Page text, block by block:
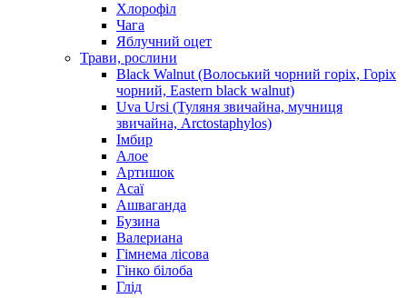
Хлорофіл
Чага
Яблучний оцет
Трави, рослини
Black Walnut (Волоський чорний горіх, Горіх
чорний, Eastern black walnut)
Uva Ursi (Туляня звичайна, мучниця
звичайна, Arctostaphylos)
Імбир
Алое
Артишок
Асаї
Ашваганда
Бузина
Валериана
Гімнема лісова
Гінко білоба
Глід